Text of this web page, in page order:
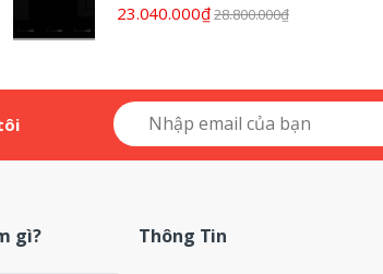
23.040.000₫ 28.800.000₫
gì? Thông Tin